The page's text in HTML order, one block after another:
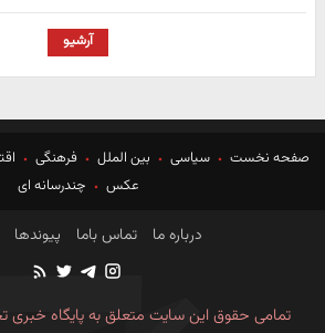
آرشیو
صفحه نخست سیاسی بین الملل فرهنگی
عکس
چندرسانه ای
درباره ما تماس باما پیوندها
تمامی حقوق این سایت متعلق به پایگاه خبری